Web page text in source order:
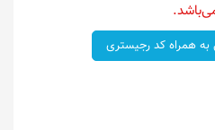
همراه کد رجیستری